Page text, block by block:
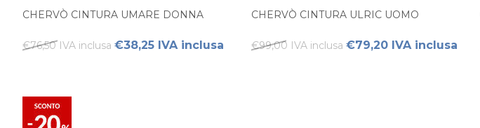
CHERVÒ CINTURA UMARE DONNA
€76,50 IVA inclusa €38,25 IVA inclusa
CHERVÒ CINTURA ULRIC UOMO
€99,00 IVA inclusa €79,20 IVA inclusa